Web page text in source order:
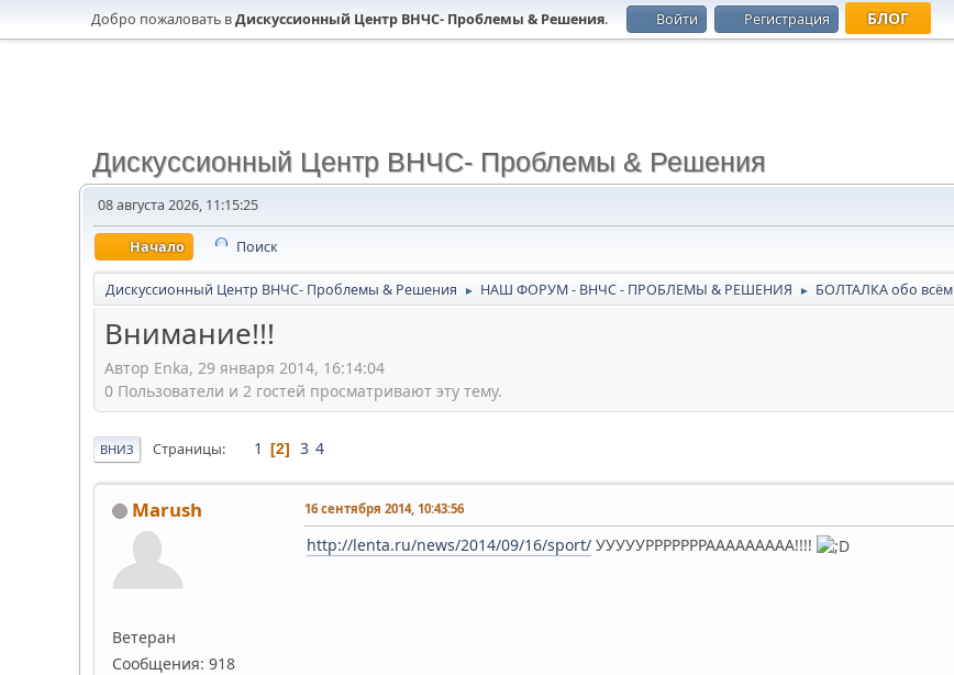
Добро пожаловать вДискуссионный Центр ВНЧС- Проблемы & Решения. Войти Регистрация БЛОГ
Дискуссионный Центр ВНЧС- Проблемы & Решения
08 августа 2026, 11:15:25
Начало Поиск
Дискуссионный Центр ВНЧС- Проблемы & Решения ► НАШ ФОРУМ - ВНЧС - ПРОБЛЕМЫ & РЕШЕНИЯ ► БОЛТАЛКА обо всём
Внимание!!!
Автор Enka, 29 января 2014, 16:14:04
0 Пользователи и 2 гостей просматривают эту тему.
ВНИЗ Страницы 1 2 3 4
Marush
Ветеран
Сообщения: 918
16 сентября 2014, 10:43:56
http://lenta.ru/news/2014/09/16/sport/ УУУУУРРРРРРРААААААААА!!!!